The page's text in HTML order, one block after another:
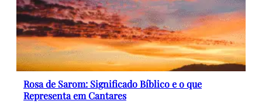
Rosa de Sarom: Significado Bíblico e o que
Representa em Cantares